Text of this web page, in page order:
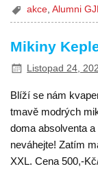
akce ,Alumni
Mikiny
Listopad 24,
Blíží se nám
tmavě modrých
doma absolventa
neváhejte! Zatím
XXL. Cena 500,-